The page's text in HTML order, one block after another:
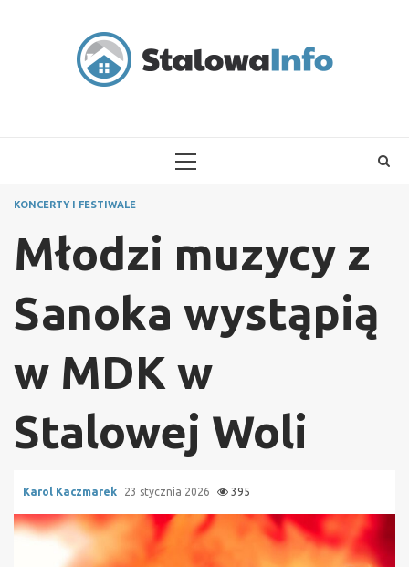
PRIMARY
KONCERTY I FESTIWALE
Młodzi muzycy z
Sanoka wystąpią
w MDK w
Stalowej Woli
Karol Kaczmarek 23 stycznia 2026 395